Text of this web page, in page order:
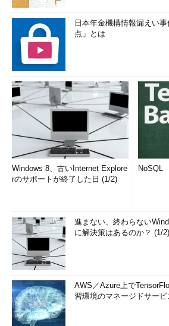
日本年金機構情報漏えい
点」とは
Windows 8、古いInternet Explore
rのサポートが終了した日 (1/2)
NoSQL
進まない、終わらない
に解決策はあるのか？ (1/2)
AWS／Azure上で
習環境のマネージドサー